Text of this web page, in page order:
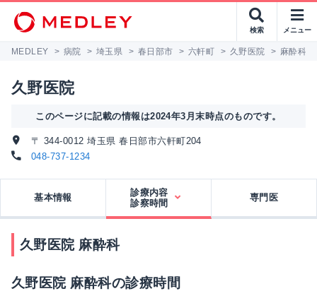
検索 メニュー
MEDLEY > 病院 > 埼玉県 > 春日部市 > 六軒町 > 久野医院 > 麻酔科
久野医院
このページに記載の情報は2024年3月末時点のものです。
〒 344-0012 埼玉県 春日部市六軒町204
048-737-1234
基本情報
診療内容
診察時間
専門医
久野医院 麻酔科
久野医院 麻酔科の診療時間